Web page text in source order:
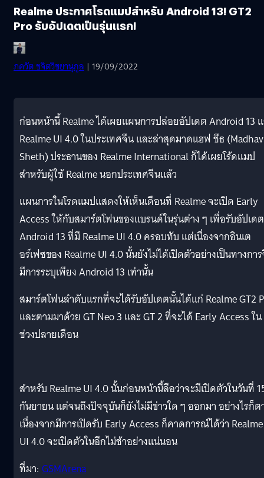
Realme ประกาศโรดแมปสำหรับ Android 13! GT2
Pro รับอัปเดตเป็นรุ่นแรก!
ภควัต ขจิตวิชยานุกูล | 19/09/2022
ก่อนหน้านี้ Realme ได้เผยแผนการปล่อยอัปเดต Android 13
Realme UI 4.0 ในประเทศจีน และล่าสุดมาดแฮฟ ชีธ (Madhav
Sheth) ประธานของ Realme International ก็ได้เผยโร้ดแมป
สำหรับผู้ใช้ Realme นอกประเทศจีนแล้ว
แผนการในโรดแมปแสดงให้เห็นเดือนที่ Realme จะเปิด Early
Access ให้กับสมาร์ตโฟนของแบรนด์ในรุ่นต่าง ๆ เพื่อรับอัปเดต
Android 13 ที่มี Realme UI 4.0 ครอบทับ แต่เนื่องจากอินเต
อร์เฟซของ Realme UI 4.0 นั้นยังไม่ได้เปิดตัวอย่างเป็นทางกา
มีการระบุเพียง Android 13 เท่านั้น
สมาร์ตโฟนลำดับแรกที่จะได้รับอัปเดตนั้นได้แก่ Realme GT2
และตามมาด้วย GT Neo 3 และ GT 2 ที่จะได้ Early Access ใน
ช่วงปลายเดือน
สำหรับ Realme UI 4.0 นั้นก่อนหน้านี้ลือว่าจะมีเปิดตัวในวันที่
กันยายน แต่จนถึงปัจจุบันก็ยังไม่มีข่าวใด ๆ ออกมา อย่างไรก็ต
เนื่องจากมีการเปิดรับ Early Access ก็คาดการณ์ได้ว่า Realme
UI 4.0 จะเปิดตัวในอีกไม่ช้าอย่างแน่นอน
ที่มา: GSMArena